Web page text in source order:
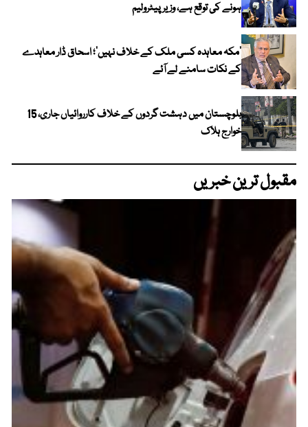
ہونے کی توقع ہے، وزیر پیٹرولیم
‘مکہ معاہدہ کسی ملک کے خلاف نہیں’؛ اسحاق ڈار معاہدے
کے نکات سامنے لے آئے
بلوچستان میں دہشت گردوں کے خلاف کارروائیاں جاری، 15
خوارج ہلاک
مقبول ترین خبریں